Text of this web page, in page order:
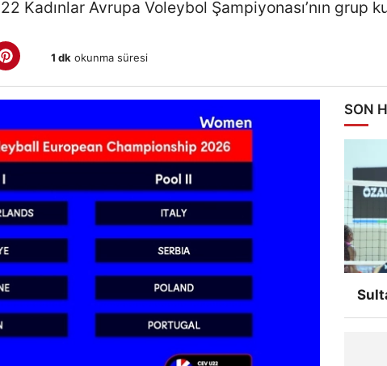
Kadınlar Avrupa Voleybol Şampiyonası’nın grup
1 dk okunma süresi
SON